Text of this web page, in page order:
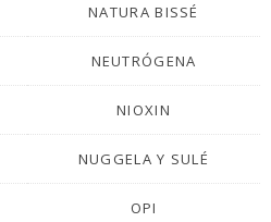
NATURA BISSÉ
NEUTRÓGENA
NIOXIN
NUGGELA Y SULÉ
OPI